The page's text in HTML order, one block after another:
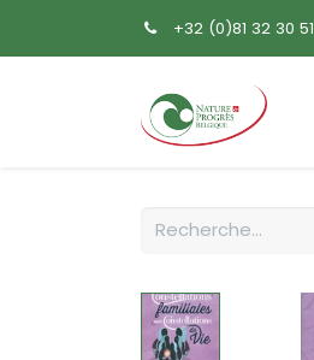
+32 (0)81 32 30 51